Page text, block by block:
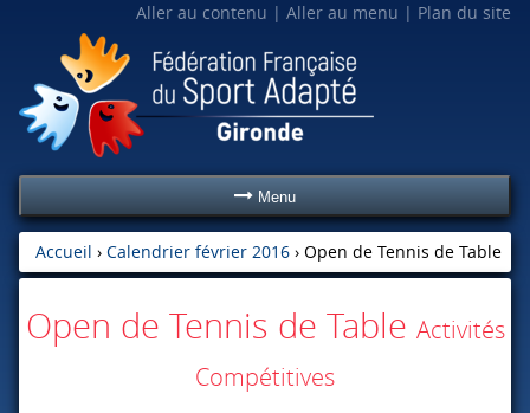
Aller au contenu Aller au menu Plan du site
Menu
Accueil ›Calendrier février 2016 ›Open de Tennis de Table
Open de Tennis de Table Activités
Compétitives